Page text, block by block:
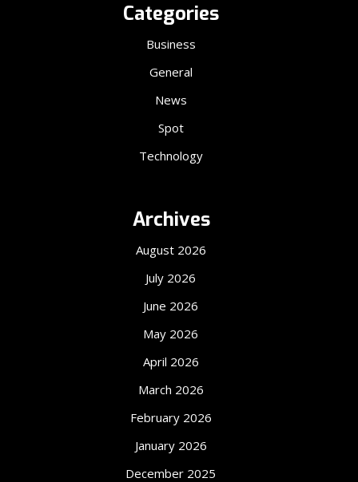
Categories
Business
General
News
Spot
Technology
Archives
August 2026
July 2026
June 2026
May 2026
April 2026
March 2026
February 2026
January 2026
December 2025